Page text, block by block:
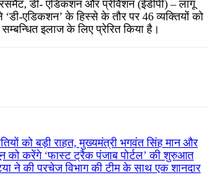
डी- एडिकशन और प्रीवैंशन (ईडीपी) – लागू
एडिकशन’ के हिस्से के तौर पर 46 व्यक्तियों को
इलाज के लिए प्रेरित किया है।
को बड़ी राहत, मुख्यमंत्री भगवंत सिंह मान और
को करेंगे ‘फास्ट ट्रैक पंजाब पोर्टल’ की शुरुआत
ने की परचेज विभाग की टीम के साथ एक शानदार